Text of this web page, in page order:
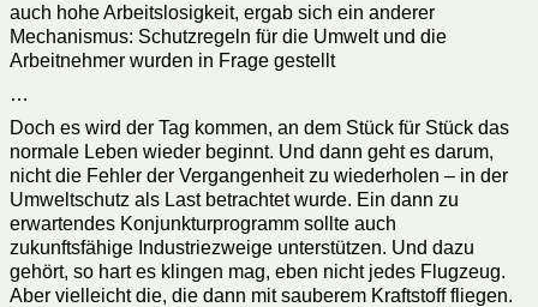
auch hohe Arbeitslosigkeit, ergab sich ein anderer
Mechanismus: Schutzregeln für die Umwelt und die
Arbeitnehmer wurden in Frage gestellt
…
Doch es wird der Tag kommen, an dem Stück für Stück das
normale Leben wieder beginnt. Und dann geht es darum,
nicht die Fehler der Vergangenheit zu wiederholen – in der
Umweltschutz als Last betrachtet wurde. Ein dann zu
erwartendes Konjunkturprogramm sollte auch
zukunftsfähige Industriezweige unterstützen. Und dazu
gehört, so hart es klingen mag, eben nicht jedes Flugzeug.
Aber vielleicht die, die dann mit sauberem Kraftstoff fliegen.